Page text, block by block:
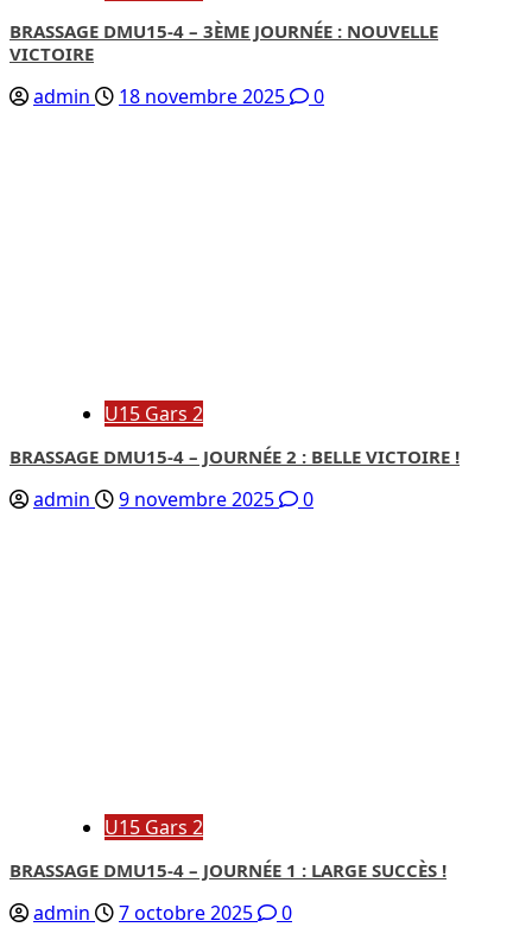
BRASSAGE DMU15-4 – 3ÈME JOURNÉE : NOUVELLE
VICTOIRE
admin 18 novembre 2025 0
U15 Gars 2
BRASSAGE DMU15-4 – JOURNÉE 2 : BELLE VICTOIRE !
admin 9 novembre 2025 0
U15 Gars 2
BRASSAGE DMU15-4 – JOURNÉE 1 : LARGE SUCCÈS !
admin 7 octobre 2025 0